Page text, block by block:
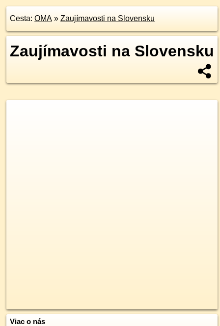
Cesta: OMA » Zaujímavosti na Slovensku
Zaujímavosti na Slovensku
Viac o nás